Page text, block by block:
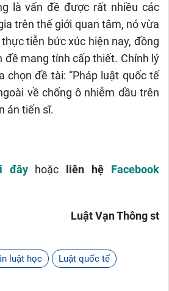
là vấn đề được rất nhiều các
trên thế giới quan tâm, nó vừa
tiễn bức xúc hiện nay, đồng
đề mang tính cấp thiết. Chính lý
chọn đề tài: “Pháp luật quốc tế
về chống ô nhiễm dầu trên
án tiến sĩ.
đây hoặc liên hệ Facebook
Luật Vạn Thông st
luật học Luật quốc tế